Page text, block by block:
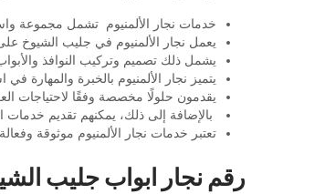
خدمات نجار الألمنيوم تشمل مجموعة
يعمل نجار الألمنيوم في جليب الشيوخ
يشمل ذلك تصميم وتركيب النوافذ
يتميز نجار الألمنيوم بالخبرة والمهارة
يقدمون حلولًا مخصصة وفقًا لاحتياجات
بالإضافة إلى ذلك، يمكنهم تقديم خدمات
تعتبر خدمات نجار الألمنيوم موثوقة
رقم نجار ابواب جليب